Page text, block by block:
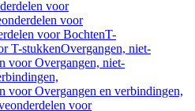
voor
voor
voor BochtenT-
T-stukkenOvergangen, niet-
voor Overgangen, niet-
voor Overgangen en verbindingen,
voor